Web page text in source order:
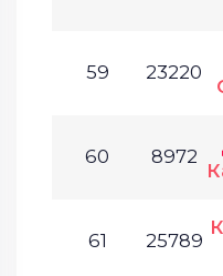
59 23220
60 8972
61 25789